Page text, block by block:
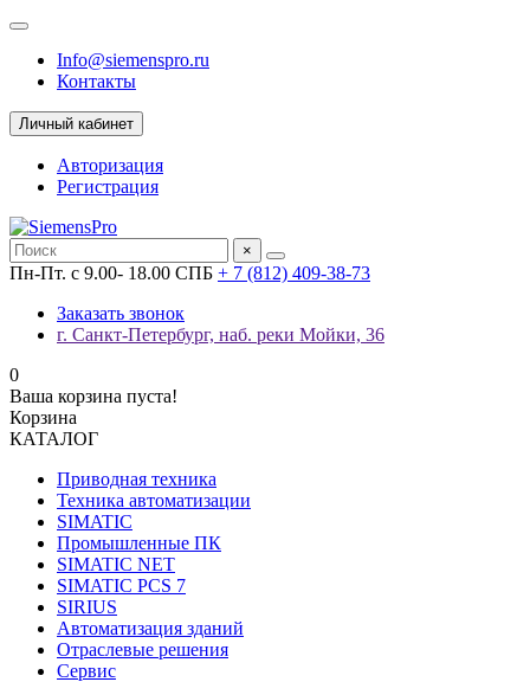
Info@siemenspro.ru
Контакты
Личный кабинет
Авторизация
Регистрация
×
Пн-Пт. с 9.00- 18.00 СПБ + 7 (812) 409-38-73
Заказать звонок
г. Санкт-Петербург, наб. реки Мойки, 36
0
Ваша корзина пуста!
Корзина
КАТАЛОГ
Приводная техника
Техника автоматизации
SIMATIC
Промышленные ПК
SIMATIC NET
SIMATIC PCS 7
SIRIUS
Автоматизация зданий
Отраслевые решения
Сервис